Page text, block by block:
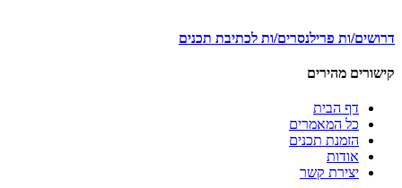
דרושים/ות פרילנסרים/ות לכתיבת תכנים
קישורים מהירים
דף הבית
כל המאמרים
הזמנת תכנים
אודות
יצירת קשר